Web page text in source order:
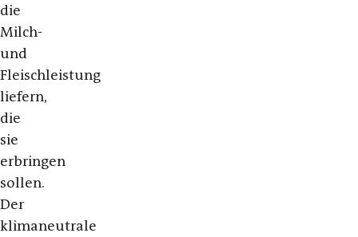
die
Milch-
und
Fleischleistung
liefern,
die
sie
erbringen
sollen.
Der
klimaneutrale